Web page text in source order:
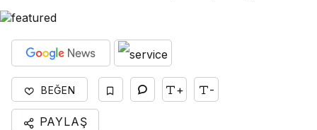
BEĞEN + -
PAYLAŞ